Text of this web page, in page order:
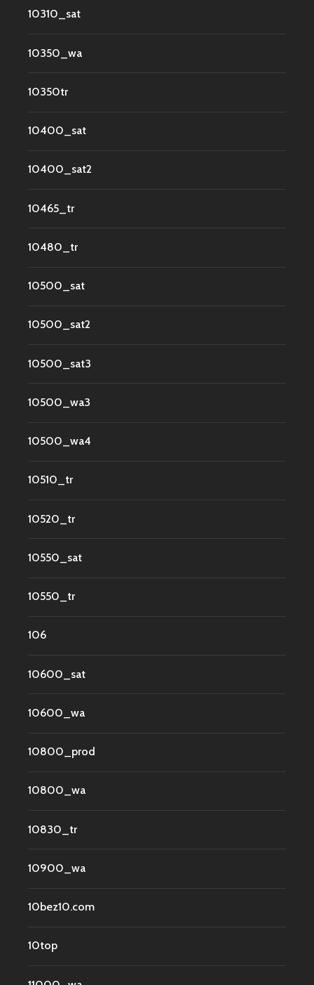
10310_sat
10350_wa
10350tr
10400_sat
10400_sat2
10465_tr
10480_tr
10500_sat
10500_sat2
10500_sat3
10500_wa3
10500_wa4
10510_tr
10520_tr
10550_sat
10550_tr
106
10600_sat
10600_wa
10800_prod
10800_wa
10830_tr
10900_wa
10bez10.com
10top